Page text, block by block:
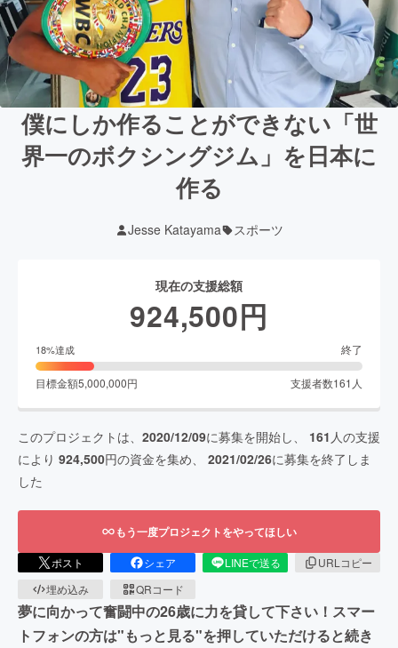
僕にしか作ることができない「世
界一のボクシングジム」を日本に
作る
Jesse Katayama スポーツ
現在の支援総額
924,500円
18%達成 終了
目標金額5,000,000円 支援者数161 人
このプロジェクトは、 2020/12/09に募集を開始し、 161 人の支援
により 924,500円の資金を集め、 2021/02/26に募集を終了しま
した
もう一度プロジェクトをやってほしい
ポスト シェア LINEで送る
URLコピー
埋め込み
QRコード
夢に向かって奮闘中の26歳に力を貸して下さい！スマー
トフォンの方は"もっと見る"を押していただけると続き